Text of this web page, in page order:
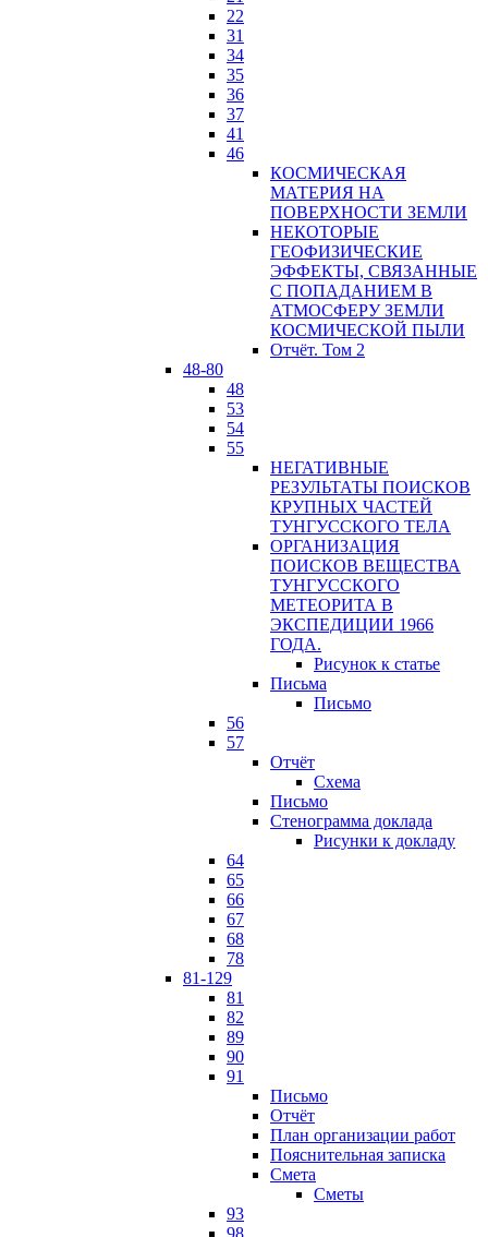
22
31
34
35
36
37
41
46
КОСМИЧЕСКАЯ
МАТЕРИЯ НА
ПОВЕРХНОСТИ ЗЕМЛИ
НЕКОТОРЫЕ
ГЕОФИЗИЧЕСКИЕ
ЭФФЕКТЫ, СВЯЗАННЫЕ
С ПОПАДАНИЕМ В
АТМОСФЕРУ ЗЕМЛИ
КОСМИЧЕСКОЙ ПЫЛИ
Отчёт. Том 2
48-80
48
53
54
55
НЕГАТИВНЫЕ
РЕЗУЛЬТАТЫ ПОИСКОВ
КРУПНЫХ ЧАСТЕЙ
ТУНГУССКОГО ТЕЛА
ОРГАНИЗАЦИЯ
ПОИСКОВ ВЕЩЕСТВА
ТУНГУССКОГО
МЕТЕОРИТА В
ЭКСПЕДИЦИИ 1966
ГОДА.
Рисунок к статье
Письма
Письмо
56
57
Отчёт
Схема
Письмо
Стенограмма доклада
Рисунки к докладу
64
65
66
67
68
78
81-129
81
82
89
90
91
Письмо
Отчёт
План организации работ
Пояснительная записка
Смета
Сметы
93
98